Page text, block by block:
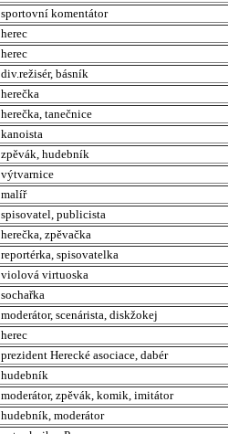
sportovní komentátor
herec
herec
div.režisér, básník
herečka
herečka, tanečnice
kanoista
zpěvák, hudebník
výtvarnice
malíř
spisovatel, publicista
herečka, zpěvačka
reportérka, spisovatelka
violová virtuoska
sochařka
moderátor, scenárista, diskžokej
herec
prezident Herecké asociace, dabér
hudebník
moderátor, zpěvák, komik, imitátor
hudebník, moderátor